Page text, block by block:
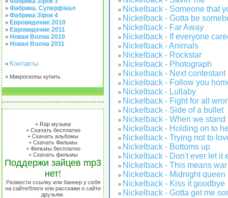
» Фабрика. Суперфінал
» Фабрика Зірок 4
» Евровидение 2010
» Евровидение 2011
» Новая Волна 2010
» Новая Волна 2011
» Контакты
» Микроскопы купить
+ Rap музыка
+ Скачать бесплатно
+ Скачать альбомы
+ Скачать Фильмы
+ Фильмы бесплатно
+ Скачать фильмы
Поддержи зайцев mp3
нет!
Размести ссылку или баннер у себя
на сайте/блоге или расскажи о сайте
друзьям.
» Nickelback - Someone that
» Nickelback - Gotta be
» Nickelback - Far Away
» Nickelback - If everyone
» Nickelback - Animals
» Nickelback - Rockstar
» Nickelback - Photograph
» Nickelback - Next contestant
» Nickelback - Follow you
» Nickelback - Lullaby
» Nickelback - Fight for all
» Nickelback - Side of a bullet
» Nickelback - When we stand
» Nickelback - Holding on to
» Nickelback - Trying not to
» Nickelback - Bottoms up
» Nickelback - Don't ever let it
» Nickelback - This means war
» Nickelback - Midnight queen
» Nickelback - Kiss it goodbye
» Nickelback - Gotta get me